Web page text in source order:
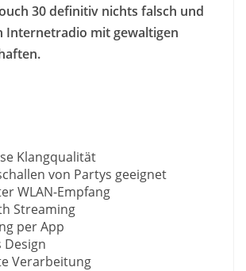
30 definitiv nichts falsch und
Internetradio mit gewaltigen
Klangqualität
von Partys geeignet
WLAN-Empfang
Streaming
per App
Design
Verarbeitung